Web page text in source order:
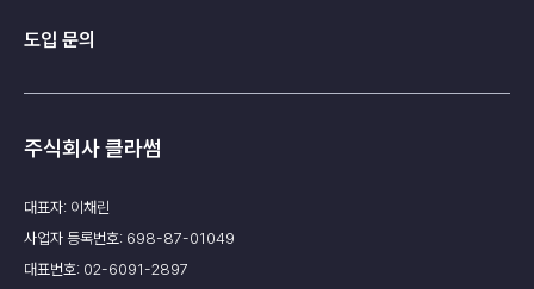
도입 문의
주식회사 클라썸
대표자: 이채린
사업자 등록번호: 698-87-01049
대표번호: 02-6091-2897